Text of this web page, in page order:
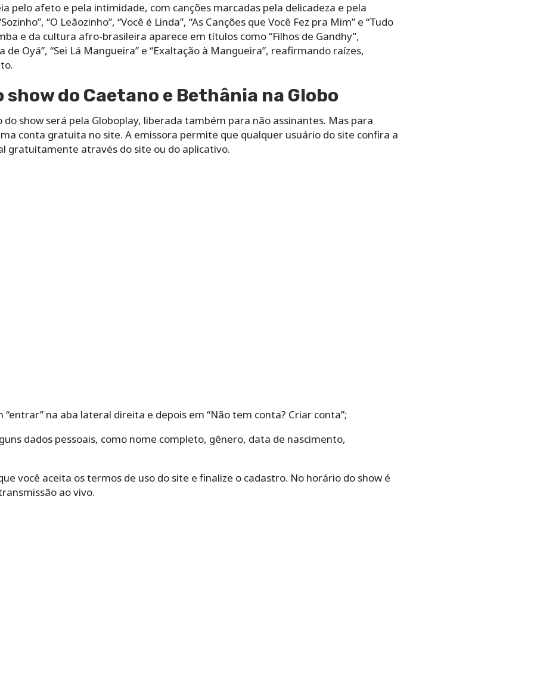
pelo afeto e pela intimidade, com canções marcadas pela delicadeza e pela
“O Leãozinho”, “Você é Linda”, “As Canções que Você Fez pra Mim” e “Tudo
e da cultura afro-brasileira aparece em títulos como “Filhos de Gandhy”,
de Oyá”, “Sei Lá Mangueira” e “Exaltação à Mangueira”, reafirmando raízes,
show do Caetano e Bethânia na Globo
show será pela Globoplay, liberada também para não assinantes. Mas para
conta gratuita no site. A emissora permite que qualquer usuário do site confira a
gratuitamente através do site ou do aplicativo.
“entrar” na aba lateral direita e depois em “Não tem conta? Criar conta”;
dados pessoais, como nome completo, gênero, data de nascimento,
você aceita os termos de uso do site e finalize o cadastro. No horário do show é
ao vivo.